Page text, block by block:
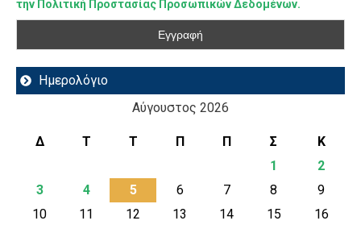
την Πολιτική Προστασίας Προσωπικών Δεδομένων.
Ημερολόγιο
Αύγουστος 2026
Δ Τ Τ Π Π Σ
Κ
1
2
3
4 5 6 7 8
9
10
11 12 13 14 15
16